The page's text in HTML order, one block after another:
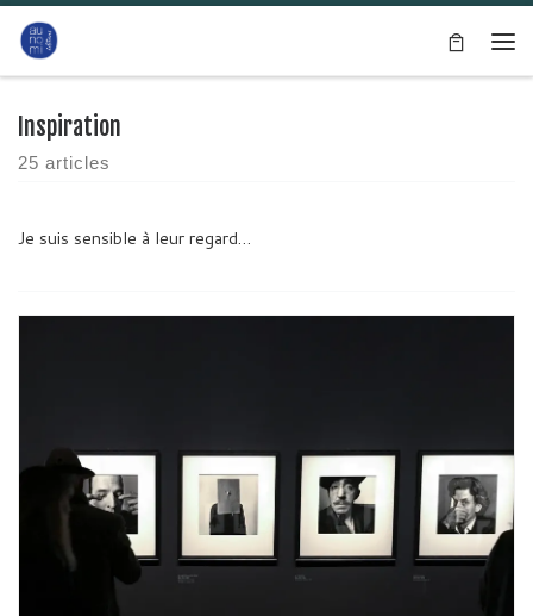
Passer au contenu
Inspiration
25 articles
Je suis sensible à leur regard…